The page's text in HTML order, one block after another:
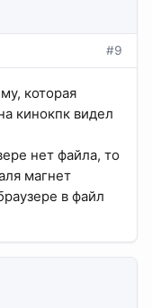
#9
которая
кинокпк видел
нет файла, то
магнет
в файл